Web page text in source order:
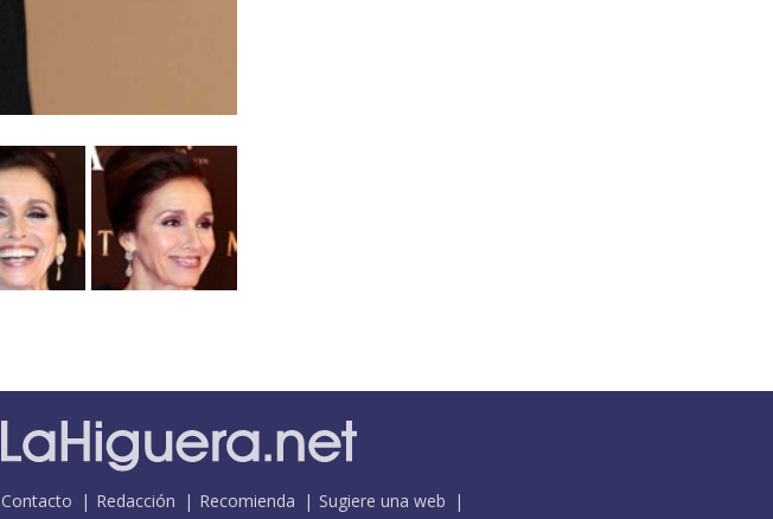
Contacto Redacción Recomienda
Sugiere una web